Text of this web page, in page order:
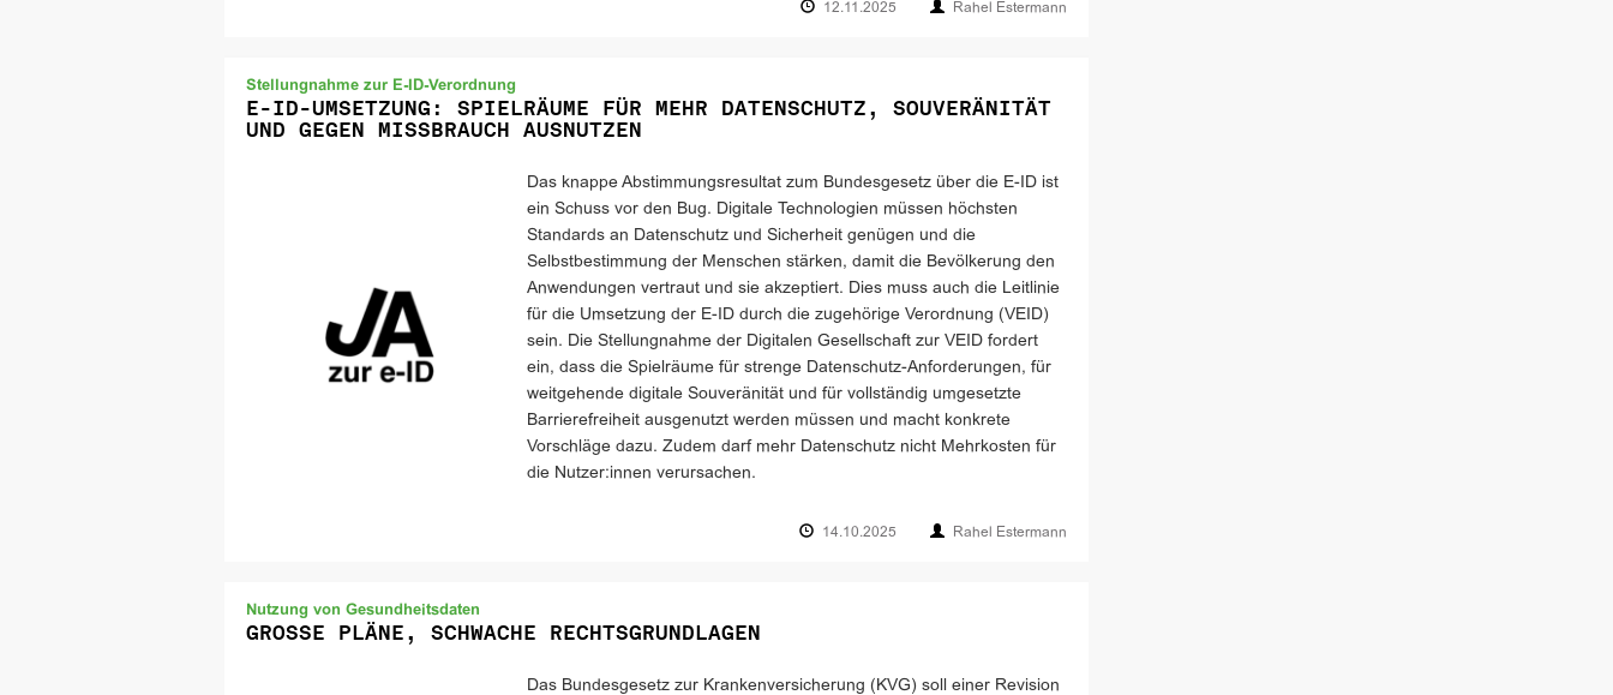
12.11.2025 Rahel Estermann
Stellungnahme zur E-ID-Verordnung
E-ID-UMSETZUNG: SPIELRÄUME FÜR MEHR DATENSCHUTZ, SOUVERÄNITÄT
UND GEGEN MISSBRAUCH AUSNUTZEN
Das knappe Abstimmungsresultat zum Bundesgesetz über die E-ID ist
ein Schuss vor den Bug. Digitale Technologien müssen höchsten
Standards an Datenschutz und Sicherheit genügen und die
Selbstbestimmung der Menschen stärken, damit die Bevölkerung den
Anwendungen vertraut und sie akzeptiert. Dies muss auch die Leitlinie
für die Umsetzung der E-ID durch die zugehörige Verordnung (VEID)
sein. Die Stellungnahme der Digitalen Gesellschaft zur VEID fordert
ein, dass die Spielräume für strenge Datenschutz-Anforderungen, für
weitgehende digitale Souveränität und für vollständig umgesetzte
Barrierefreiheit ausgenutzt werden müssen und macht konkrete
Vorschläge dazu. Zudem darf mehr Datenschutz nicht Mehrkosten für
die Nutzer:innen verursachen.
14.10.2025 Rahel Estermann
Nutzung von Gesundheitsdaten
GROSSE PLÄNE, SCHWACHE RECHTSGRUNDLAGEN
Das Bundesgesetz zur Krankenversicherung (KVG) soll einer Revision